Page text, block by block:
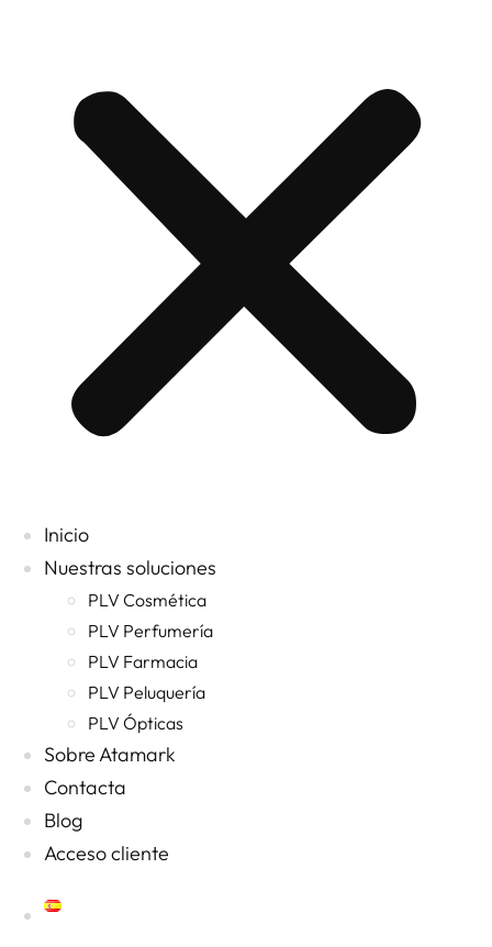
Inicio
Nuestras soluciones
PLV Cosmética
PLV Perfumería
PLV Farmacia
PLV Peluquería
PLV Ópticas
Sobre Atamark
Contacta
Blog
Acceso cliente